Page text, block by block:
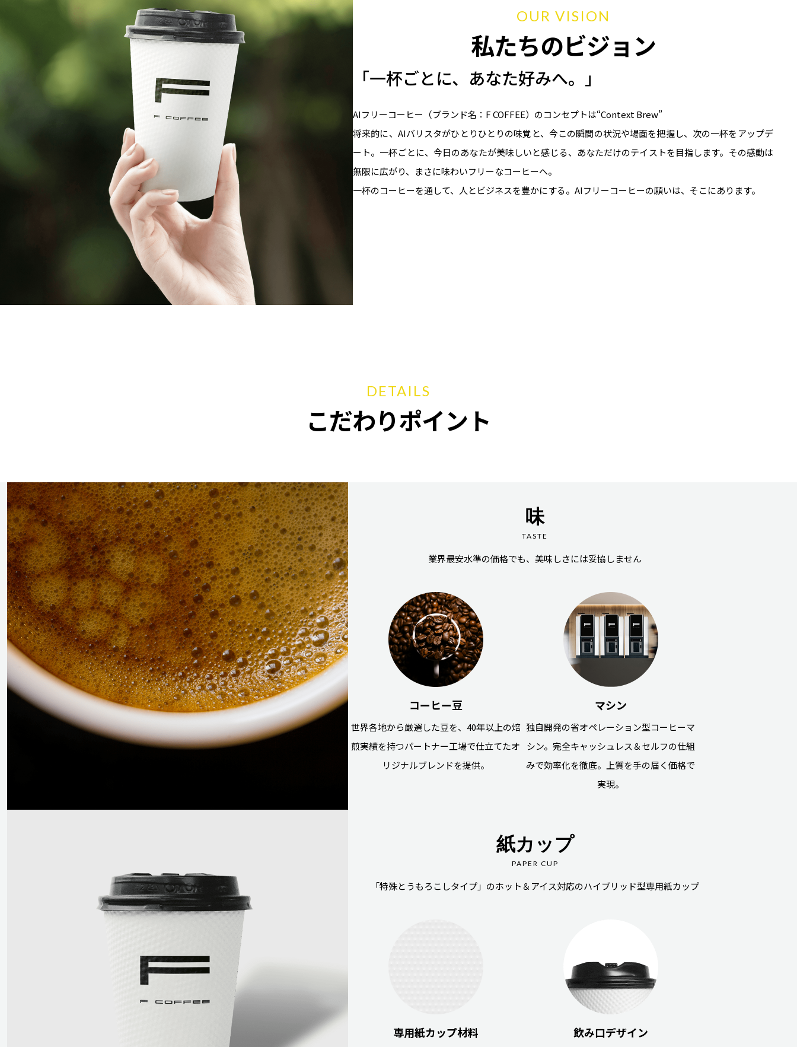
OUR VISION
私たちのビジョン
「一杯ごとに、あなた好みへ。」
AIフリーコーヒー（ブランド名：F COFFEE）のコンセプトは“Context Brew”
将来的に、AIバリスタがひとりひとりの味覚と、今この瞬間の状況や場⾯を把握し、次の⼀杯をアップデ
ート。⼀杯ごとに、今⽇のあなたが美味しいと感じる、あなただけのテイストを目指します。その感動は
無限に広がり、まさに味わいフリーなコーヒーへ。
⼀杯のコーヒーを通して、⼈とビジネスを豊かにする。AIフリーコーヒーの願いは、そこにあります。
DETAILS
こだわりポイント
味
TASTE
業界最安水準の価格でも、美味しさには妥協しません
コーヒー豆
世界各地から厳選した豆を、40年以上の焙
煎実績を持つパートナー工場で仕立てたオ
リジナルブレンドを提供。
マシン
独自開発の省オペレーション型コーヒーマ
シン。完全キャッシュレス＆セルフの仕組
みで効率化を徹底。上質を手の届く価格で
実現。
紙カップ
PAPER CUP
「特殊とうもろこしタイプ」のホット＆アイス対応のハイブリッド型専用紙カップ
専用紙カップ材料 飲み口デザイン